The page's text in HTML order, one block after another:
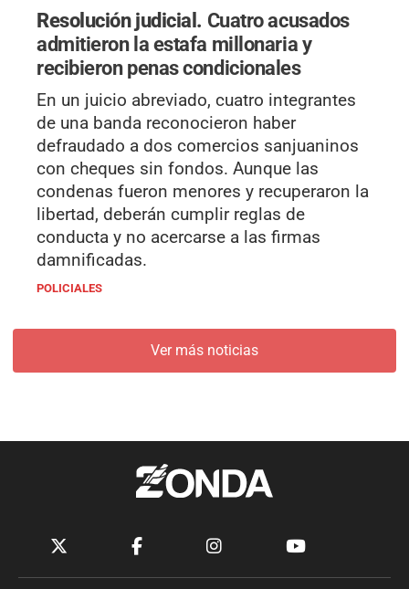
Resolución judicial. Cuatro acusados
admitieron la estafa millonaria y
recibieron penas condicionales
En un juicio abreviado, cuatro integrantes
de una banda reconocieron haber
defraudado a dos comercios sanjuaninos
con cheques sin fondos. Aunque las
condenas fueron menores y recuperaron la
libertad, deberán cumplir reglas de
conducta y no acercarse a las firmas
damnificadas.
POLICIALES
Ver más noticias